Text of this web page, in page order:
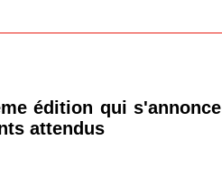
édition qui s'annonce
attendus